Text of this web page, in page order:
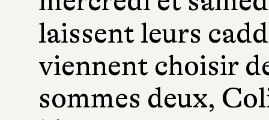
laissent leurs
viennent choisir
sommes deux,